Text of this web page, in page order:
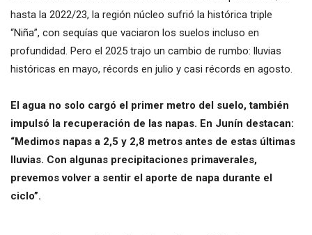
hasta la 2022/23, la región núcleo sufrió la histórica triple
“Niña”, con sequías que vaciaron los suelos incluso en
profundidad. Pero el 2025 trajo un cambio de rumbo: lluvias
históricas en mayo, récords en julio y casi récords en agosto.
El agua no solo cargó el primer metro del suelo, también
impulsó la recuperación de las napas. En Junín destacan:
“Medimos napas a 2,5 y 2,8 metros antes de estas últimas
lluvias. Con algunas precipitaciones primaverales,
prevemos volver a sentir el aporte de napa durante el
ciclo”.